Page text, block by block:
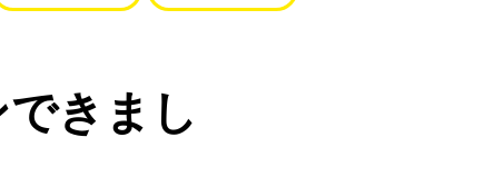
きまし